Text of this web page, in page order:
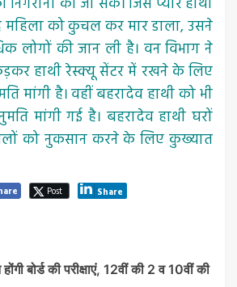
को कुचल कर मार डाला, उसने
लोगों की जान ली है। वन विभाग ने
हाथी रेस्क्यू सेंटर में रखने के लिए
मांगी है। वहीं बहरादेव हाथी को भी
मांगी गई है। बहरादेव हाथी घरों
को नुकसान करने के लिए कुख्यात
Post Share
बोर्ड की परीक्षाएं, 12वीं की 2 व 10वीं की